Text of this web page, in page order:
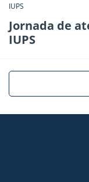
IUPS
Jornada de
IUPS